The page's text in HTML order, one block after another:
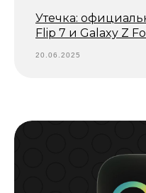
Утечка:
Flip 7 и Galaxy Z
20.06.2025